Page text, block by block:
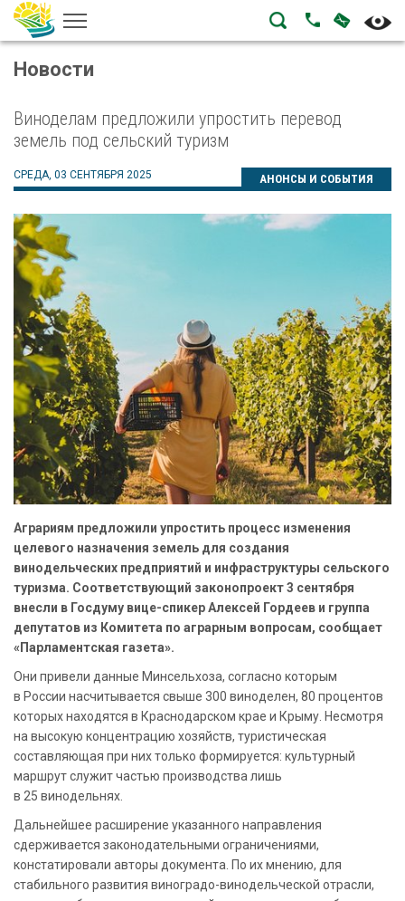
ПОЗВОНИТЬ
Новости
Виноделам предложили упростить перевод
земель под сельский туризм
АНОНСЫ И СОБЫТИЯ
СРЕДА, 03 СЕНТЯБРЯ 2025
Аграриям предложили упростить процесс изменения
целевого назначения земель для создания
винодельческих предприятий и инфраструктуры сельского
туризма. Соответствующий законопроект 3 сентября
внесли в Госдуму вице-спикер Алексей Гордеев и группа
депутатов из Комитета по аграрным вопросам, сообщает
«Парламентская газета».
Они привели данные Минсельхоза, согласно которым
в России насчитывается свыше 300 виноделен, 80 процентов
которых находятся в Краснодарском крае и Крыму. Несмотря
на высокую концентрацию хозяйств, туристическая
составляющая при них только формируется: культурный
маршрут служит частью производства лишь
в 25 винодельнях.
Дальнейшее расширение указанного направления
сдерживается законодательными ограничениями,
констатировали авторы документа. По их мнению, для
стабильного развития виноградо-винодельческой отрасли,